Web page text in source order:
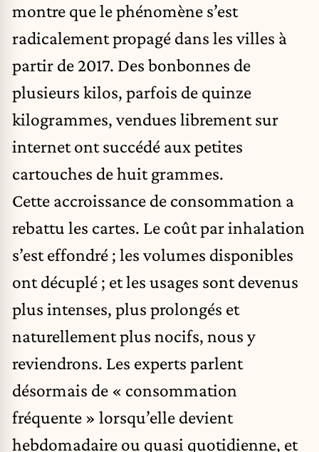
montre que le phénomène s’est
radicalement propagé dans les villes à
partir de 2017. Des bonbonnes de
plusieurs kilos, parfois de quinze
kilogrammes, vendues librement sur
internet ont succédé aux petites
cartouches de huit grammes.
Cette accroissance de consommation a
rebattu les cartes. Le coût par inhalation
s’est effondré ; les volumes disponibles
ont décuplé ; et les usages sont devenus
plus intenses, plus prolongés et
naturellement plus nocifs, nous y
reviendrons. Les experts parlent
désormais de « consommation
fréquente » lorsqu’elle devient
hebdomadaire ou quasi quotidienne, et